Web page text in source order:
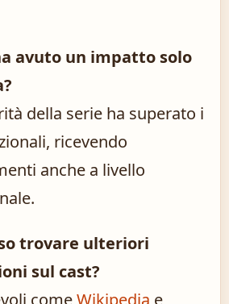
avuto un impatto solo
della serie ha superato i
ricevendo
anche a livello
trovare ulteriori
sul cast?